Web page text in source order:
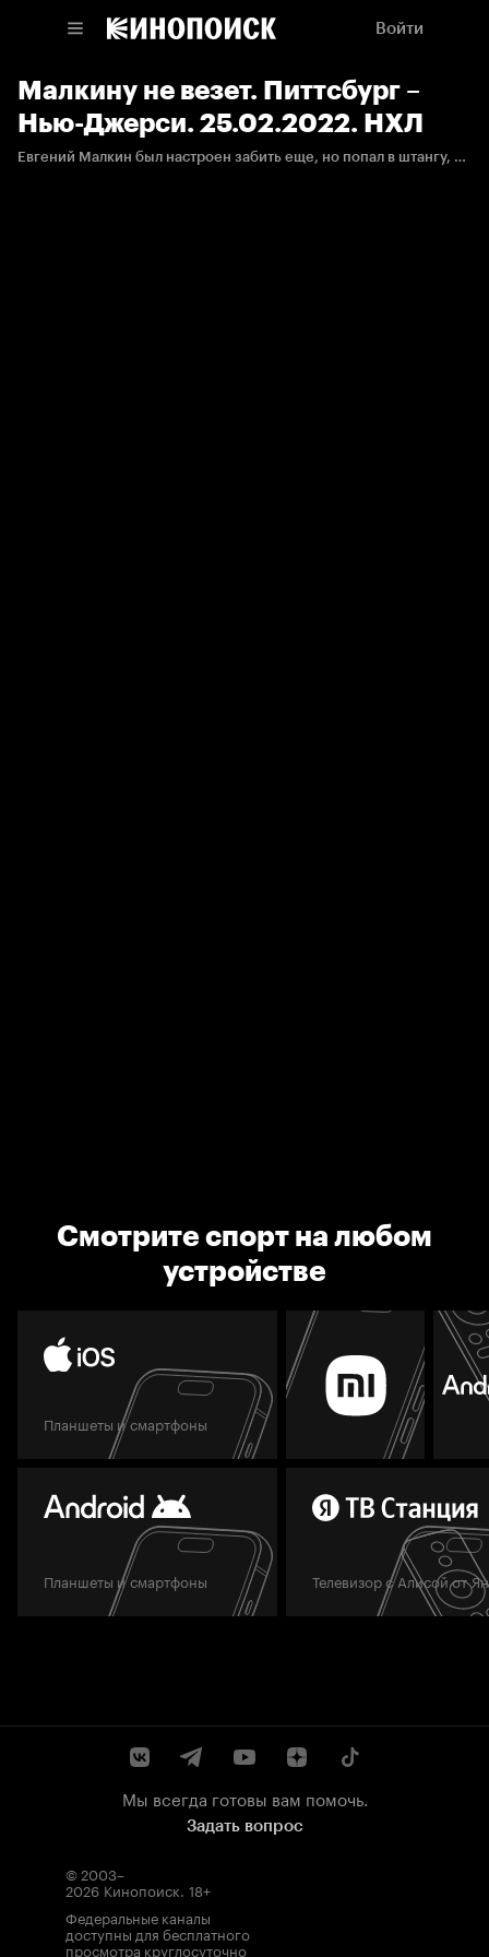
Войти
Малкину не везет. Питтсбург –
Нью-Джерси. 25.02.2022. НХЛ
Евгений Малкин был настроен забить еще, но попал в штангу, а потом напоролся на ловушку вратаря.
Смотрите спорт на любом
устройстве
Планшеты и смартфоны
Планшеты и смартфоны Телевизор с Алисой от
Мы всегда готовы вам помочь.
Задать вопрос
© 2003–
2026 Кинопоиск. 18+
Федеральные каналы
доступны для бесплатного
просмотра круглосуточно